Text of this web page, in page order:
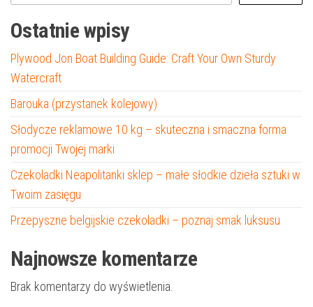
Ostatnie wpisy
Plywood Jon Boat Building Guide: Craft Your Own Sturdy
Watercraft
Barouka (przystanek kolejowy)
Słodycze reklamowe 10 kg – skuteczna i smaczna forma
promocji Twojej marki
Czekoladki Neapolitanki sklep – małe słodkie dzieła sztuki w
Twoim zasięgu
Przepyszne belgijskie czekoladki – poznaj smak luksusu
Najnowsze komentarze
Brak komentarzy do wyświetlenia.